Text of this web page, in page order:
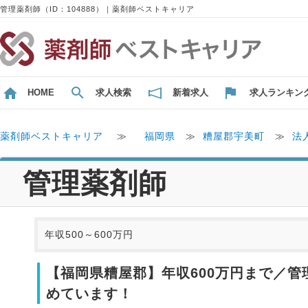
管理薬剤師（ID：104888）｜薬剤師ベストキャリア
HOME 求人検索 新着求人 求人ランキン
薬剤師ベストキャリア ≫ 福岡県 ≫ 糟屋郡宇美町 ≫ 法
管理薬剤師
年収500～600万円
【福岡県糟屋郡】年収600万円まで／
めています！